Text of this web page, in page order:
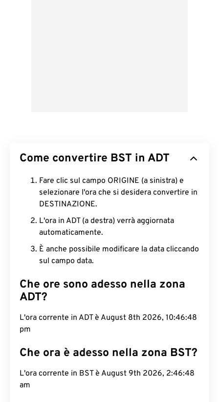
Come convertire BST in ADT
Fare clic sul campo ORIGINE (a sinistra) e
selezionare l'ora che si desidera convertire in
DESTINAZIONE.
L'ora in ADT (a destra) verrà aggiornata
automaticamente.
È anche possibile modificare la data cliccando
sul campo data.
Che ore sono adesso nella zona
ADT?
L'ora corrente in ADT è August 8th 2026, 10:46:49
pm
Che ora è adesso nella zona BST?
L'ora corrente in BST è August 9th 2026, 2:46:49
am